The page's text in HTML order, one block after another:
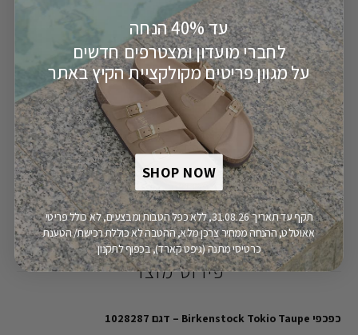
מק"ט: 180005448
הוספה לסל
משלוח חינם
מעל 149.9 ש"ח
יבואן רשמי
פירוט מוצר
כפכפי Birkenstock Tokio Taupe – דגם 1028287
עד 40% הנחה
לחברי מועדון ומצטרפים חדשים
על מגוון פריטים מקולקציית הקיץ באתר
SHOP NOW
תקף עד תאריך 31.08.26, ללא כפל הטבות ומבצעים, לא כולל פריטי
אאוטלט, ההנחה ממחיר צרכן מלא, ההטבה לא כוללת רכישת/ הטענת
כרטיסי מתנה (גיפט קארד), בכפוף לתקנון